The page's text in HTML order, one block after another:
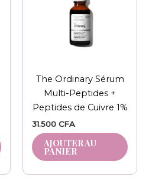
produit
The Ordinary Sérum
Multi-Peptides +
Peptides de Cuivre 1%
31.500 CFA
AJOUTER AU
PANIER